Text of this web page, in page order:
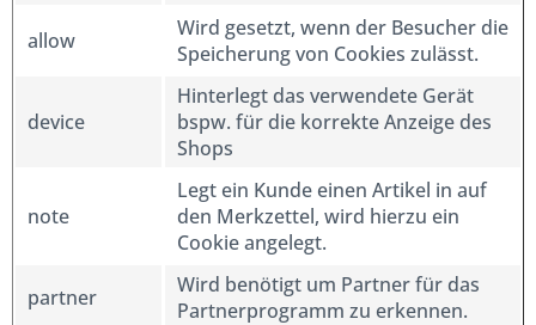
allow
Wird gesetzt, wenn der Besucher die
Speicherung von Cookies zulässt.
device
Hinterlegt das verwendete Gerät
bspw. für die korrekte Anzeige des
Shops
note
Legt ein Kunde einen Artikel in auf
den Merkzettel, wird hierzu ein
Cookie angelegt.
partner
Wird benötigt um Partner für das
Partnerprogramm zu erkennen.